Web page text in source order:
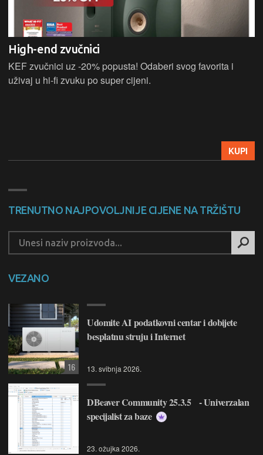
High-end zvučnici
KEF zvučnici uz -20% popusta! Odaberi svog favorita i
uživaj u hi-fi zvuku po super cijeni.
KUPI
TRENUTNO NAJPOVOLJNIJE CIJENE NA TRŽIŠTU
VEZANO
Udomite AI podatkovni centar i dobijete
besplatnu struju i Internet
13. svibnja 2026.
16
DBeaver Community 25.3.5 - Univerzalan
specijalist za baze
23. ožujka 2026.